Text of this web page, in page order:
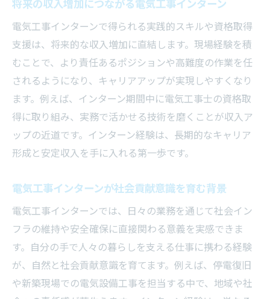
将来の収入増加につながる電気工事インターン
電気工事インターンで得られる実践的スキルや資格取得
支援は、将来的な収入増加に直結します。現場経験を積
むことで、より責任あるポジションや高難度の作業を任
されるようになり、キャリアアップが実現しやすくなり
ます。例えば、インターン期間中に電気工事士の資格取
得に取り組み、実務で活かせる技術を磨くことが収入ア
ップの近道です。インターン経験は、長期的なキャリア
形成と安定収入を手に入れる第一歩です。
電気工事インターンが社会貢献意識を育む背景
電気工事インターンでは、日々の業務を通じて社会イン
フラの維持や安全確保に直接関わる意義を実感できま
す。自分の手で人々の暮らしを支える仕事に携わる経験
が、自然と社会貢献意識を育てます。例えば、停電復旧
や新築現場での電気設備工事を担当する中で、地域や社